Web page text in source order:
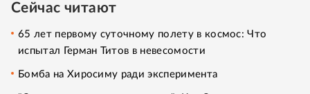
Сейчас читают
65 лет первому суточному полету в космос: Что
испытал Герман Титов в невесомости
Бомба на Хиросиму ради эксперимента